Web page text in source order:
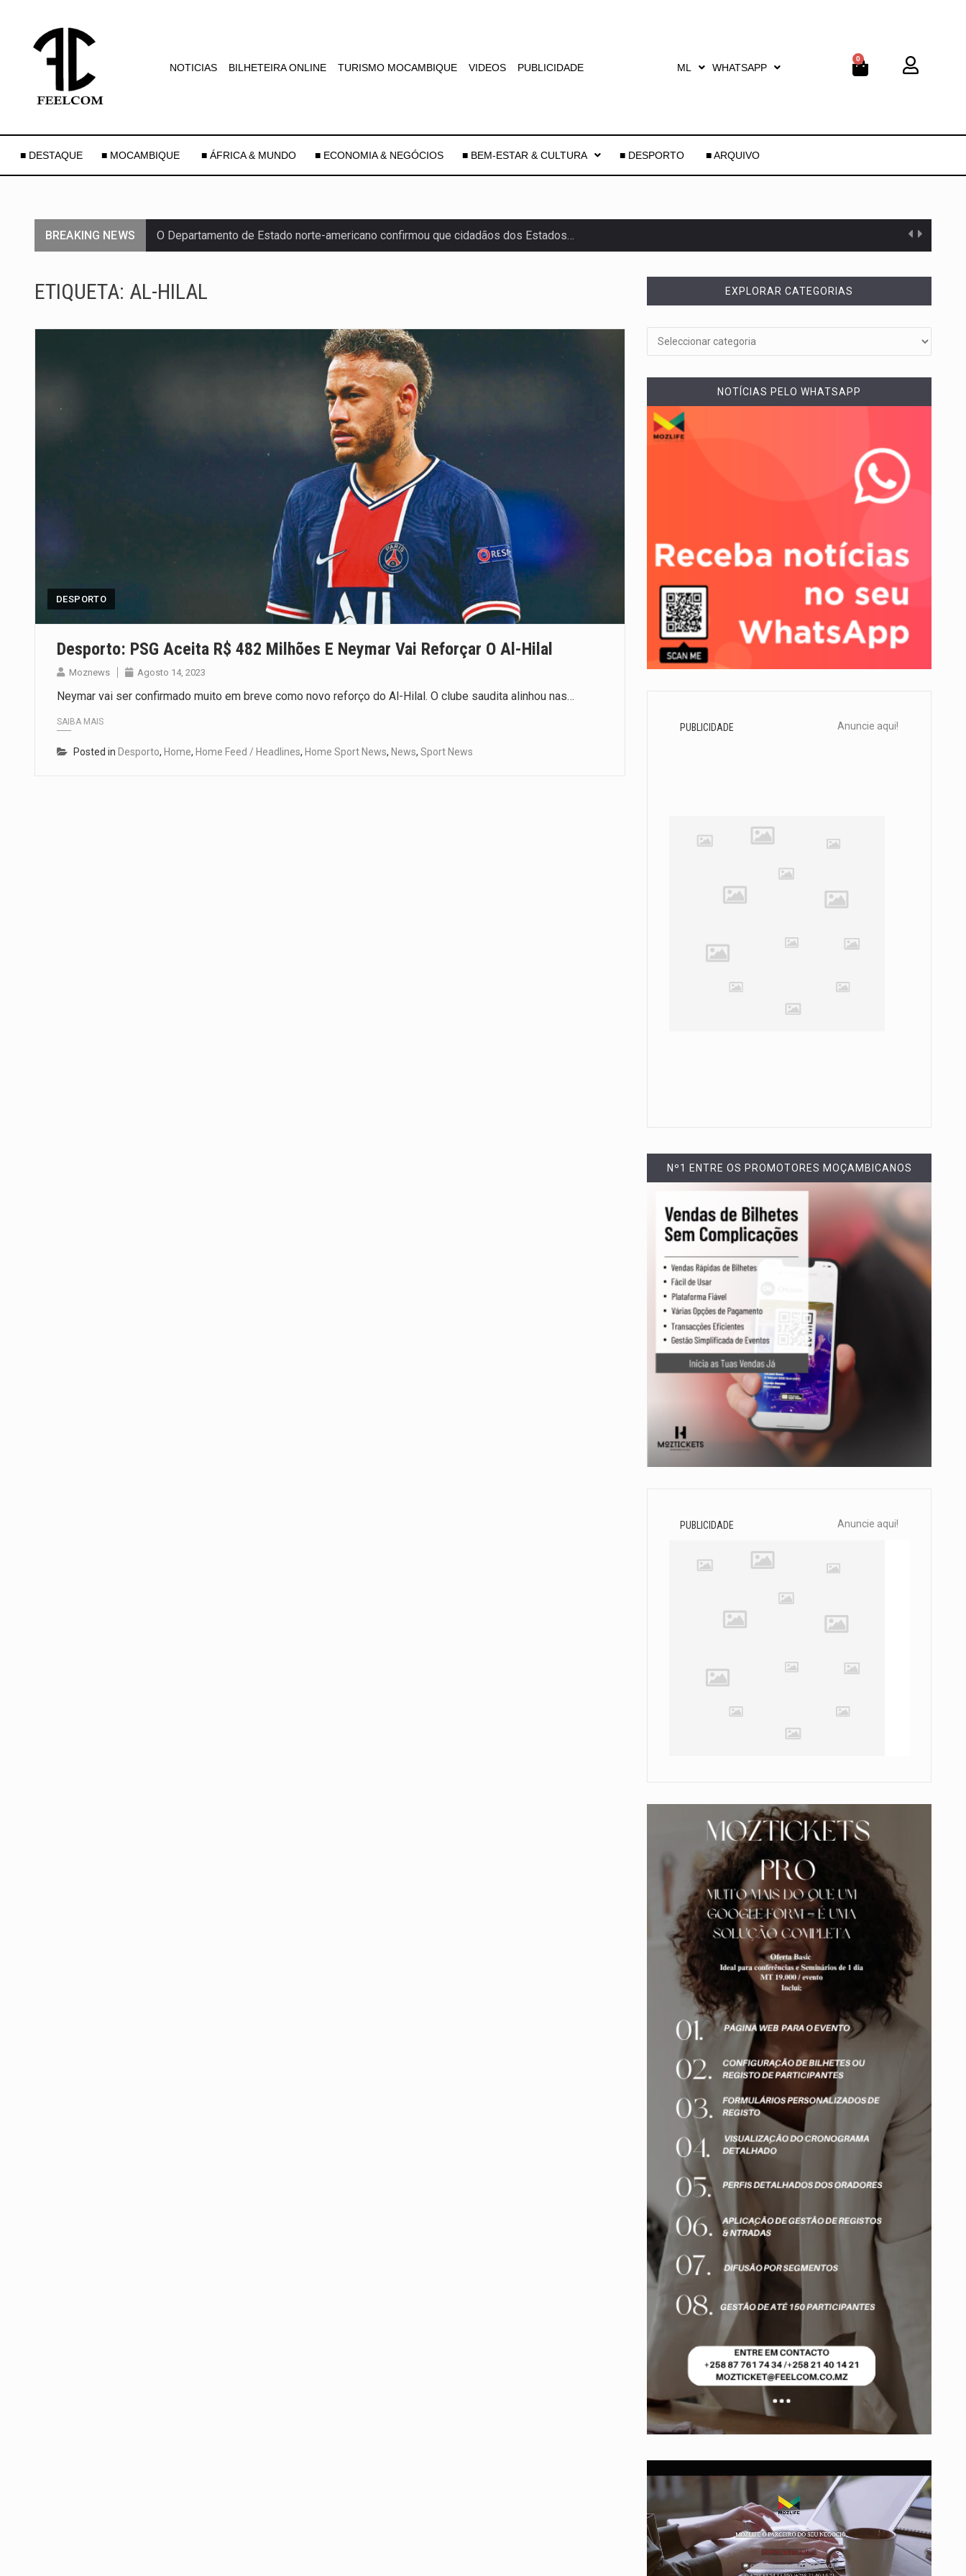
NOTICIAS BILHETEIRA ONLINE TURISMO MOCAMBIQUE VIDEOS PUBLICIDADE ML WHATSAPP
0
■ DESTAQUE ■ MOCAMBIQUE ■ ÁFRICA & MUNDO ■ ECONOMIA & NEGÓCIOS ■ BEM-ESTAR & CULTURA ■ DESPORTO ■ ARQUIVO
BREAKING NEWS O Departamento de Estado norte-americano confirmou que cidadãos dos Estados…
A descoberta representa um marco para a astronomia moderna. Embora…
Segundo as autoridades canadianas, mais de 200 incêndios florestais continuam…
De acordo com as autoridades de saúde da Faixa de…
Um dos casos mais graves envolveu a residência de Sam…
A cidade de Bunia, capital da província de Ituri, tornou-se…
O Senado dos Estados Unidos aprovou, no dia 7 de…
Legislação, renomeada em homenagem ao falecido senador Lindsey Graham, foi…
A nova legislação estabelece um prazo de 180 dias para…
ETIQUETA: AL-HILAL
DESPORTO
Desporto: PSG Aceita R$ 482 Milhões E Neymar Vai Reforçar O Al-Hilal
Moznews Agosto 14, 2023
Neymar vai ser confirmado muito em breve como novo reforço do Al-Hilal. O clube saudita alinhou nas…
SAIBA MAIS
Posted in Desporto, Home, Home Feed / Headlines, Home Sport News, News, Sport News
EXPLORAR CATEGORIAS
NOTÍCIAS PELO WHATSAPP
PUBLICIDADE Anuncie aqui!
Nº1 ENTRE OS PROMOTORES MOÇAMBICANOS
PUBLICIDADE Anuncie aqui!